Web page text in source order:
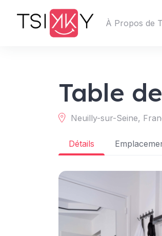
À Propos de
Table
Neuilly-sur-Seine,
Détails